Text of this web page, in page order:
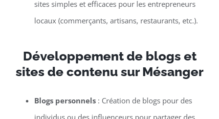
sites simples et efficaces pour les entrepreneurs
locaux (commerçants, artisans, restaurants, etc.).
Développement de blogs et
sites de contenu sur Mésanger
Blogs personnels: Création de blogs pour des